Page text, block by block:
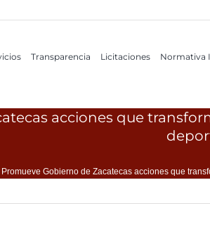
Transparencia Licitaciones Normativa
acciones que
Promueve Gobierno de Zacatecas acciones que